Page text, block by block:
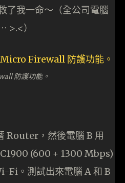
了我一命～（全公司電腦
>.<）
防護功能。
Router，然後電腦 B 用
(600 + 1300 Mbps)
Fi。測試出來電腦 A 和 B